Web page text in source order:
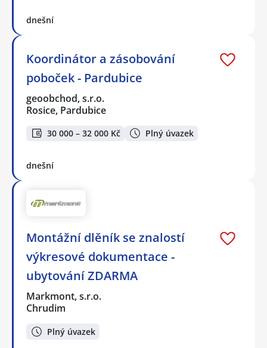
dnešní
Koordinátor a zásobování
poboček - Pardubice
geoobchod, s.r.o.
Rosice, Pardubice
30 000 – 32 000 Kč Plný úvazek
dnešní
Montážní dlěník se znalostí
výkresové dokumentace -
ubytování ZDARMA
Markmont, s.r.o.
Chrudim
Plný úvazek